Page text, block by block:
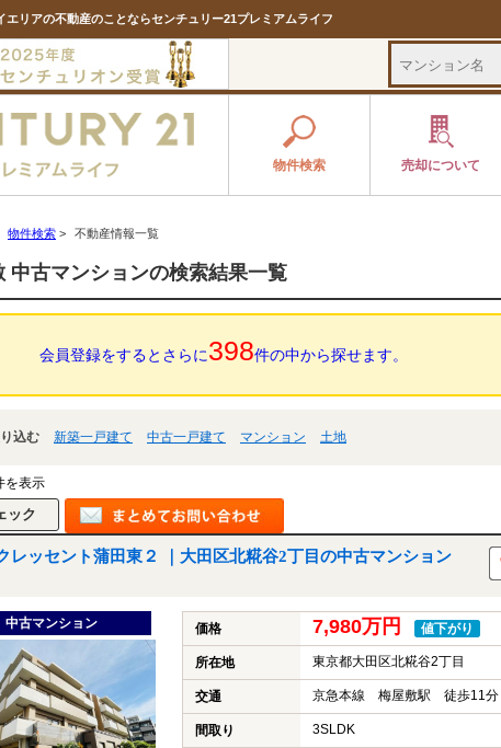
リアの不動産のことならセンチュリー21プレミアムライフ
物件検索 売却について
物件検索 > 不動産情報一覧
中古マンションの検索結果一覧
会員登録をするとさらに398件の中から探せます。
込む 新築一戸建て 中古一戸建て マンション 土地
を表示
レッセント蒲田東２ ｜大田区北糀谷2丁目の中古マンション
中古マンション 価格 7,980万円 値下がり
所在地 東京都大田区北糀谷2丁目
交通 京急本線 梅屋敷駅 徒歩11分
間取り 3SLDK